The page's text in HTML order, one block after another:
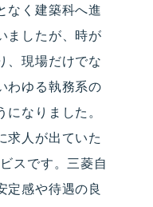
なく建築科へ進
ましたが、時が
、現場だけでな
わゆる執務系の
なりました。
求人が出ていた
スです。三菱自
定感や待遇の良